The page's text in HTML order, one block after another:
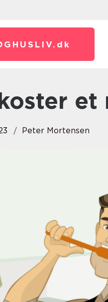
dk
koster
Peter Mortensen